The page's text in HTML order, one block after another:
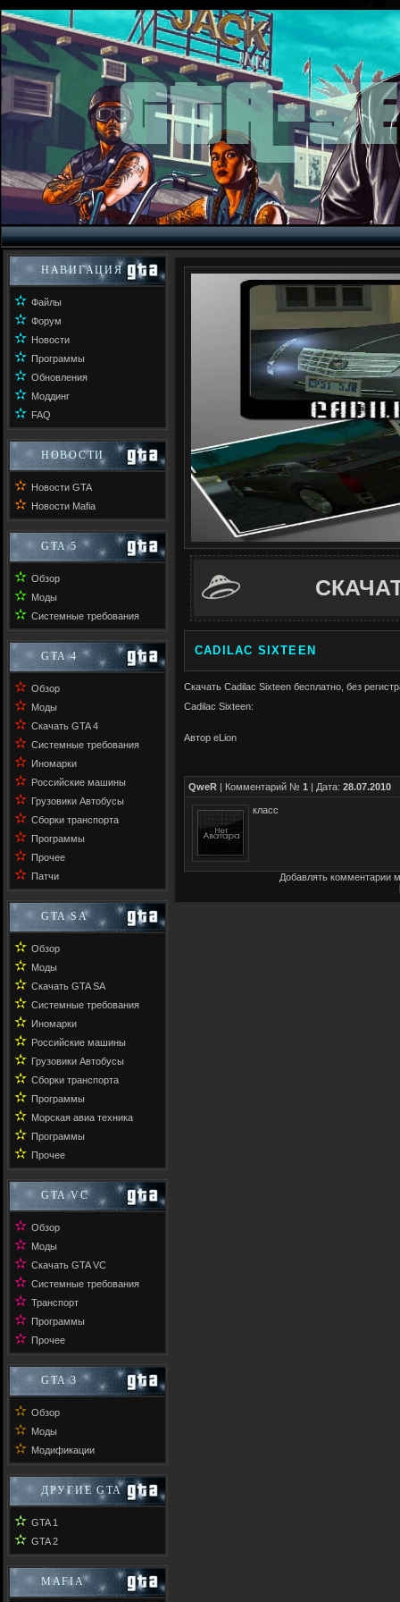
НАВИГАЦИЯ
✫ Файлы
✫ Форум
✫ Новости
✫ Программы
✫ Обновления
✫ Моддинг
✫ FAQ
НОВОСТИ
✫ Новости GTA
✫ Новости Mafia
GTA 5
✫ Обзор
✫ Моды
✫ Системные требования
GTA 4
✫ Обзор
✫ Моды
✫ Скачать GTA 4
✫ Системные требования
✫ Иномарки
✫ Российские машины
✫ Грузовики Автобусы
✫ Сборки транспорта
✫ Программы
✫ Прочее
✫ Патчи
GTA SA
✫ Обзор
✫ Моды
✫ Скачать GTA SA
✫ Системные требования
✫ Иномарки
✫ Российские машины
✫ Грузовики Автобусы
✫ Сборки транспорта
✫ Программы
✫ Морская авиа техника
✫ Программы
✫ Прочее
GTA VC
✫ Обзор
✫ Моды
✫ Скачать GTA VC
✫ Системные требования
✫ Транспорт
✫ Программы
✫ Прочее
GTA 3
✫ Обзор
✫ Моды
✫ Модификации
ДРУГИЕ GTA
✫ GTA 1
✫ GTA 2
MAFIA
CADILAC SIXTEEN
Скачать Cadilac Sixteen бесплатно, без
Cadilac Sixteen:
Автор eLion
QweR | Комментарий № 1 | Дата: 28.07.2010
класс
Добавлять комментарии